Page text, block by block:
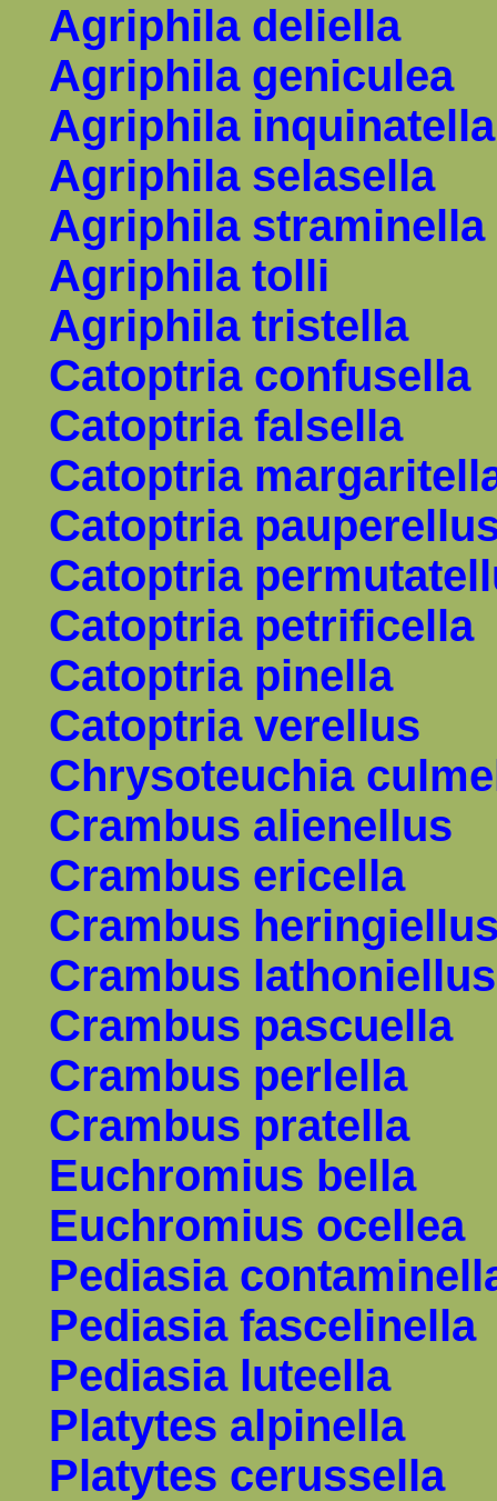
Agriphila deliella
Agriphila geniculea
Agriphila inquinatella
Agriphila selasella
Agriphila straminella
Agriphila tolli
Agriphila tristella
Catoptria confusella
Catoptria falsella
Catoptria
Catoptria
Catoptria
Catoptria petrificella
Catoptria pinella
Catoptria verellus
Chrysoteuchia
Crambus alienellus
Crambus ericella
Crambus
Crambus lathoniellus
Crambus pascuella
Crambus perlella
Crambus pratella
Euchromius bella
Euchromius ocellea
Pediasia
Pediasia fascelinella
Pediasia luteella
Platytes alpinella
Platytes cerussella